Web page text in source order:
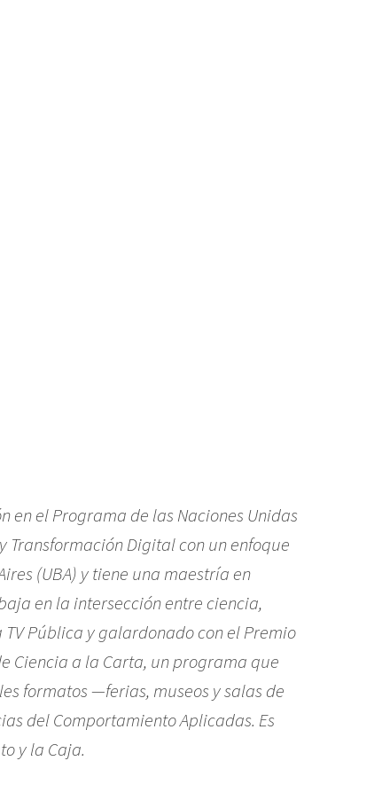
el Programa de las Naciones Unidas
Transformación Digital con un enfoque
(UBA) y tiene una maestría en
en la intersección entre ciencia,
Pública y galardonado con el Premio
Ciencia a la Carta, un programa que
formatos —ferias, museos y salas de
del Comportamiento Aplicadas. Es
y la Caja.